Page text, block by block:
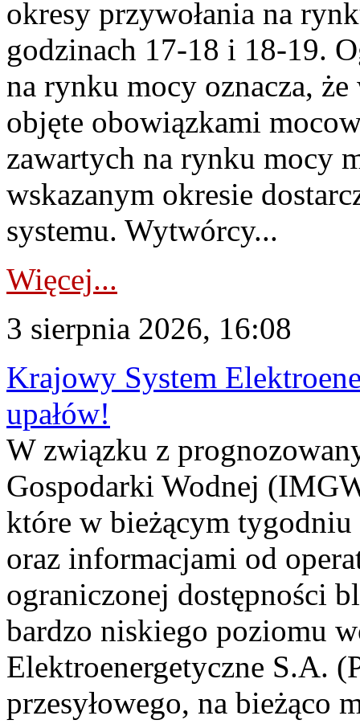
okresy przywołania na
godzinach 17-18 i 18-19.
na rynku mocy oznacza,
objęte obowiązkami
zawartych na rynku mocy
wskazanym okresie
systemu. Wytwórcy...
Więcej...
3 sierpnia 2026, 16:08
Krajowy System
upałów!
W związku z
Gospodarki Wodnej
które w bieżącym tygodniu
oraz informacjami od
ograniczonej dostępności
bardzo niskiego poziomu
Elektroenergetyczne S.A.
przesyłowego, na bieżąco